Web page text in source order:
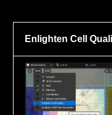
Enlighten Cell